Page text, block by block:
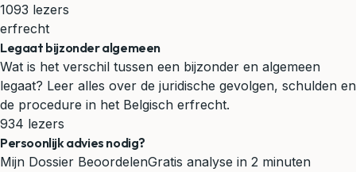
1093 lezers
erfrecht
Legaat bijzonder algemeen
Wat is het verschil tussen een bijzonder en algemeen
legaat? Leer alles over de juridische gevolgen, schulden en
de procedure in het Belgisch erfrecht.
934 lezers
Persoonlijk advies nodig?
Mijn Dossier BeoordelenGratis analyse in 2 minuten